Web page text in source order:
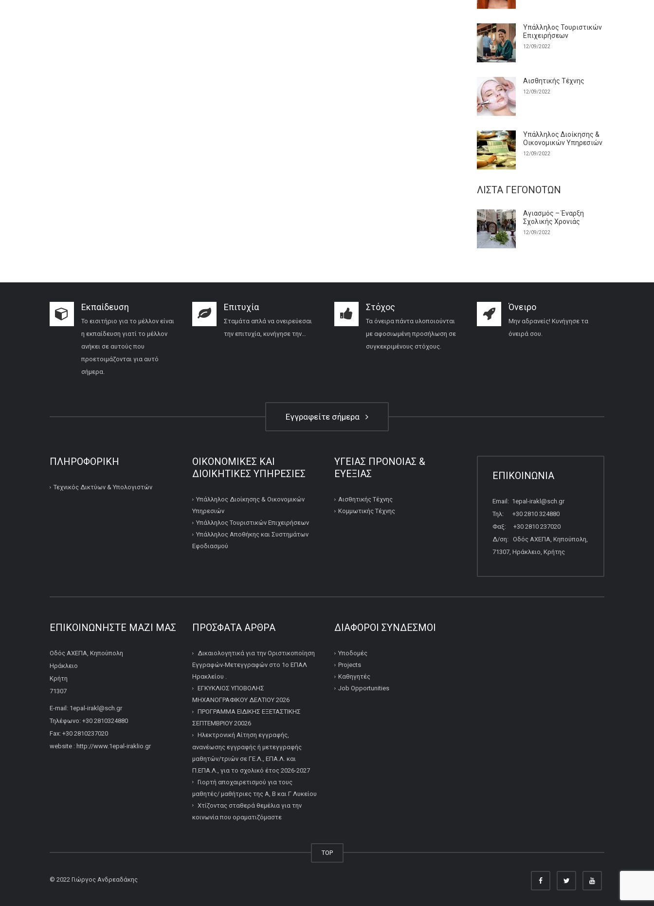
Υπάλληλος Τουριστικών
Επιχειρήσεων
12/09/2022
Αισθητικής Τέχνης
12/09/2022
Υπάλληλος Διοίκησης &
Οικονομικών Υπηρεσιών
12/09/2022
ΛΊΣΤΑ ΓΕΓΟΝΌΤΩΝ
Αγιασμός – Έναρξη
Σχολικής Χρονιάς
12/09/2022
Εκπαίδευση
Το εισιτήριο για το μέλλον είναι
η εκπαίδευση γιατί το μέλλον
ανήκει σε αυτούς που
προετοιμάζονται για αυτό
σήμερα.
Επιτυχία
Σταμάτα απλά να ονειρεύεσαι
την επιτυχία, κυνήγησε την…
Στόχος
Τα όνειρα πάντα υλοποιούνται
με αφοσιωμένη προσήλωση σε
συγκεκριμένους στόχους.
Όνειρο
Μην αδρανείς! Κυνήγησε τα
όνειρά σου.
Εγγραφείτε σήμερα
ΠΛΗΡΟΦΟΡΙΚΉ
Τεχνικός Δικτύων & Υπολογιστών
ΟΙΚΟΝΟΜΙΚΕΣ ΚΑΙ
ΔΙΟΙΚΗΤΙΚΕΣ ΥΠΗΡΕΣΙΕΣ
Υπάλληλος Διοίκησης & Οικονομικών
Υπηρεσιών
Υπάλληλος Τουριστικών Επιχειρήσεων
Υπάλληλος Αποθήκης και Συστημάτων
Εφοδιασμού
ΥΓΕΙΑΣ ΠΡΟΝΟΙΑΣ &
ΕΥΕΞΙΑΣ
Αισθητικής Τέχνης
Κομμωτικής Τέχνης
ΕΠΙΚΟΙΝΩΝΙΑ
Email: 1epal-irakl@sch.gr
Τηλ: +30 2810 324880
Φαξ: +30 2810 237020
Δ/ση: Οδός ΑΧΕΠΑ, Κηπούπολη,
71307, Ηράκλειο, Κρήτης
ΕΠΙΚΟΙΝΩΝΉΣΤΕ ΜΑΖΊ ΜΑΣ
Οδός ΑΧΕΠΑ, Κηπούπολη
Ηράκλειο
Κρήτη
71307
E-mail: 1epal-irakl@sch.gr
Τηλέφωνο: +30 2810324880
Fax: +30 2810237020
website : http://www.1epal-iraklio.gr
ΠΡΌΣΦΑΤΑ ΆΡΘΡΑ
Δικαιολογητικά για την Οριστικοποίηση
Εγγραφών-Μετεγγραφών στο 1ο ΕΠΑΛ
Ηρακλείου .
ΕΓΚΥΚΛΙΟΣ ΥΠΟΒΟΛΗΣ
ΜΗΧΑΝΟΓΡΑΦΙΚΟΥ ΔΕΛΤΙΟΥ 2026
ΠΡΟΓΡΑΜΜΑ ΕΙΔΙΚΗΣ ΕΞΕΤΑΣΤΙΚΗΣ
ΣΕΠΤΕΜΒΡΙΟΥ 20026
Ηλεκτρονική Αίτηση εγγραφής,
ανανέωσης εγγραφής ή μετεγγραφής
μαθητών/τριών σε ΓΕ.Λ., ΕΠΑ.Λ. και
Π.ΕΠΑ.Λ., για το σχολικό έτος 2026-2027
Γιορτή αποχαιρετισμού για τους
μαθητές/ μαθήτριες της Α, Β και Γ Λυκείου
Χτίζοντας σταθερά θεμέλια για την
κοινωνία που οραματιζόμαστε
ΔΙΆΦΟΡΟΙ ΣΎΝΔΕΣΜΟΙ
Υποδομές
Projects
Καθηγητές
Job Opportunities
TOP
© 2022 Γιώργος Ανδρεαδάκης